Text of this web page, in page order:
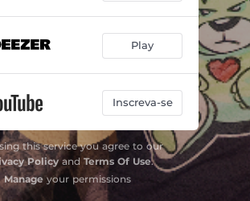
Play
Inscreva-se
this service you agree to our
Policyand Terms Of Use.
Manage your permissions